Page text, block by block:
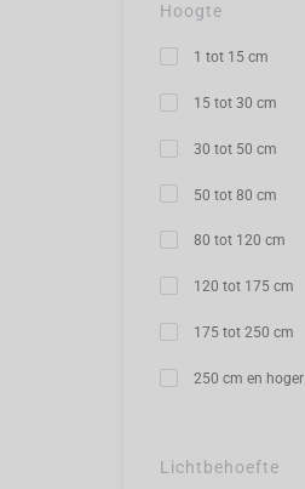
Hoogte
1 tot 15 cm
15 tot 30 cm
30 tot 50 cm
50 tot 80 cm
80 tot 120 cm
120 tot 175 cm
175 tot 250 cm
250 cm en hoger
Lichtbehoefte